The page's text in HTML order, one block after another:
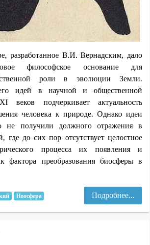
разработанное В.И. Вернадским, дало
философское основание для
роли в эволюции Земли.
идей в научной и общественной
веков подчеркивает актуальность
человека к природе. Однако идеи
не получили должного отражения в
где до сих пор отсутствует целостное
процесса их появления и
фактора преобразования биосферы в
Ноосфера Подробнее...